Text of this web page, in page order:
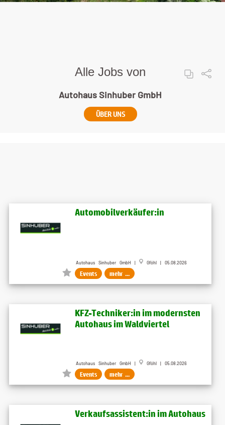
Alle Jobs von
Autohaus Sinhuber GmbH
ÜBER UNS
Automobilverkäufer:in
Autohaus Sinhuber GmbH | Gföhl | 05.08.2026
Events mehr ...
KFZ-Techniker:in im modernsten
Autohaus im Waldviertel
Autohaus Sinhuber GmbH | Gföhl | 05.08.2026
Events mehr ...
Verkaufsassistent:in im Autohaus